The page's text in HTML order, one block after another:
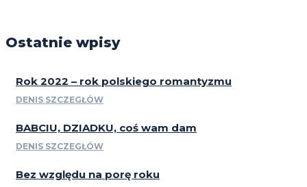
Ostatnie wpisy
Rok 2022 – rok polskiego romantyzmu
DENIS SZCZEGŁÓW
BABCIU, DZIADKU, coś wam dam
DENIS SZCZEGŁÓW
Bez względu na porę roku